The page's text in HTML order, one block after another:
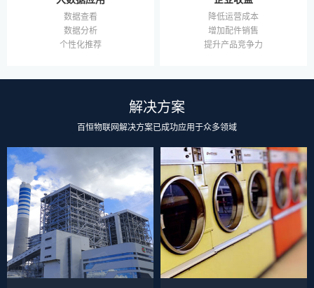
数据查看
数据分析
个性化推荐
降低运营成本
增加配件销售
提升产品竞争力
解决方案
百恒物联网解决方案已成功应用于众多领域